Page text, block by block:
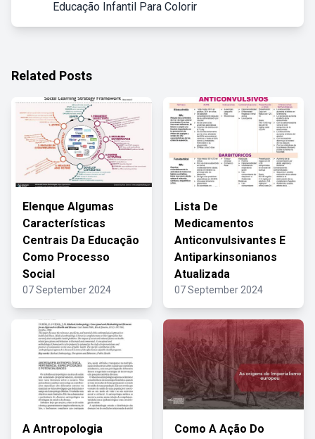
Educação Infantil Para Colorir
Related Posts
Elenque Algumas
Características
Centrais Da Educação
Como Processo
Social
07 September 2024
Lista De
Medicamentos
Anticonvulsivantes E
Antiparkinsonianos
Atualizada
07 September 2024
A Antropologia Como A Ação Do